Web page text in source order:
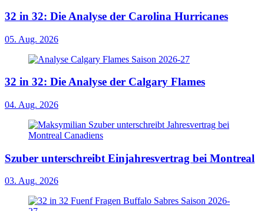
32 in 32: Die Analyse der Carolina Hurricanes
05. Aug. 2026
32 in 32: Die Analyse der Calgary Flames
04. Aug. 2026
Szuber unterschreibt Einjahresvertrag bei Montreal
03. Aug. 2026